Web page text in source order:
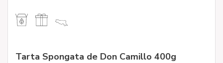
Tarta Spongata de Don Camillo 400g